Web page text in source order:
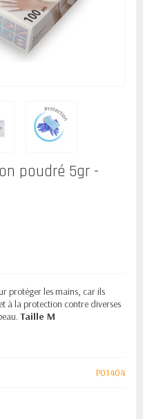
poudré 5gr -
protéger les mains, car ils
à la protection contre diverses
Taille M
P01404